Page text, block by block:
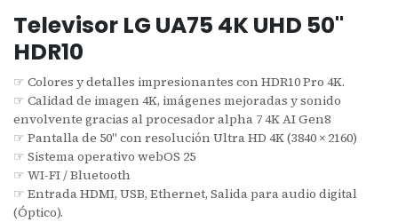
Televisor LG UA75 4K UHD 50"
HDR10
☞ Colores y detalles impresionantes con HDR10 Pro 4K.
☞ Calidad de imagen 4K, imágenes mejoradas y sonido
envolvente gracias al procesador alpha 7 4K AI Gen8
☞ Pantalla de 50" con resolución Ultra HD 4K (3840 × 2160)
☞ Sistema operativo webOS 25
☞ WI-FI / Bluetooth
☞ Entrada HDMI, USB, Ethernet, Salida para audio digital
(Óptico).